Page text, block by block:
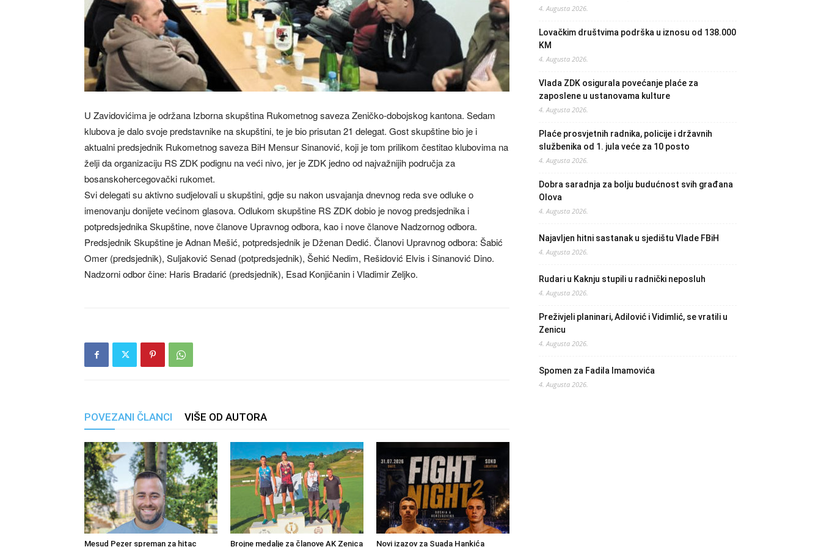
U Zavidovićima je održana Izborna skupština Rukometnog saveza Zeničko-dobojskog kantona. Sedam
klubova je dalo svoje predstavnike na skupštini, te je bio prisutan 21 delegat. Gost skupštine bio je i
aktualni predsjednik Rukometnog saveza BiH Mensur Sinanović, koji je tom prilikom čestitao klubovima na
želji da organizaciju RS ZDK podignu na veći nivo, jer je ZDK jedno od najvažnijih područja za
bosanskohercegovački rukomet.
Svi delegati su aktivno sudjelovali u skupštini, gdje su nakon usvajanja dnevnog reda sve odluke o
imenovanju donijete većinom glasova. Odlukom skupštine RS ZDK dobio je novog predsjednika i
potpredsjednika Skupštine, nove članove Upravnog odbora, kao i nove članove Nadzornog odbora.
Predsjednik Skupštine je Adnan Mešić, potpredsjednik je Dženan Dedić. Članovi Upravnog odbora: Šabić
Omer (predsjednik), Suljaković Senad (potpredsjednik), Šehić Nedim, Rešidović Elvis i Sinanović Dino.
Nadzorni odbor čine: Haris Bradarić (predsjednik), Esad Konjičanin i Vladimir Zeljko.
POVEZANI ČLANCI VIŠE OD AUTORA
Mesud Pezer spreman za hitac Brojne medalje za članove AK Zenica Novi izazov za Suada Hankića
4. Augusta 2026.
Lovačkim društvima podrška u iznosu od 138.000
KM
4. Augusta 2026.
Vlada ZDK osigurala povećanje plaće za
zaposlene u ustanovama kulture
4. Augusta 2026.
Plaće prosvjetnih radnika, policije i državnih
službenika od 1. jula veće za 10 posto
4. Augusta 2026.
Dobra saradnja za bolju budućnost svih građana
Olova
4. Augusta 2026.
Najavljen hitni sastanak u sjedištu Vlade FBiH
4. Augusta 2026.
Rudari u Kaknju stupili u radnički neposluh
4. Augusta 2026.
Preživjeli planinari, Adilović i Vidimlić, se vratili u
Zenicu
4. Augusta 2026.
Spomen za Fadila Imamovića
4. Augusta 2026.